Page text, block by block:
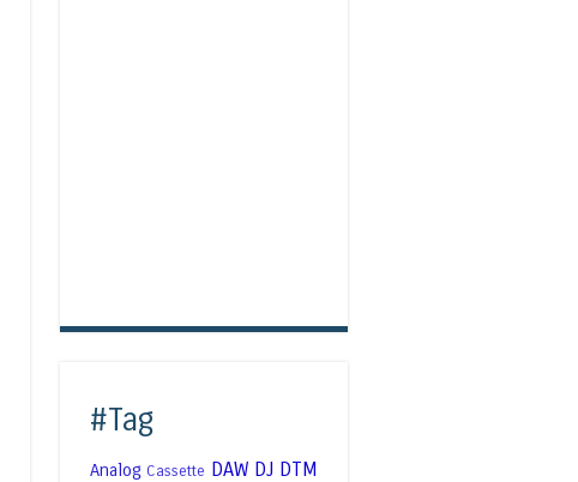
#Tag
Analog Cassette DAW DJ DTM